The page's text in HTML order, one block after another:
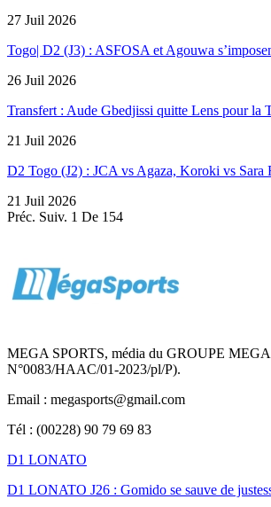
27 Juil 2026
Togo| D2 (J3) : ASFOSA et Agouwa
26 Juil 2026
Transfert : Aude Gbedjissi quitte Lens pour la
21 Juil 2026
D2 Togo (J2) : JCA vs Agaza, Koroki vs
21 Juil 2026
Préc. Suiv. 1 De 154
MEGA SPORTS, média du GROUPE MEGA
N°0083/HAAC/01-2023/pl/P).
Email : megasports@gmail.com
Tél : (00228) 90 79 69 83
D1 LONATO
D1 LONATO J26 : Gomido se sauve de